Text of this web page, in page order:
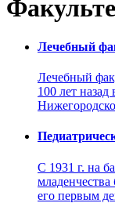
Лечебный
Лечебный
100 лет
С 1931 г. на
его первым